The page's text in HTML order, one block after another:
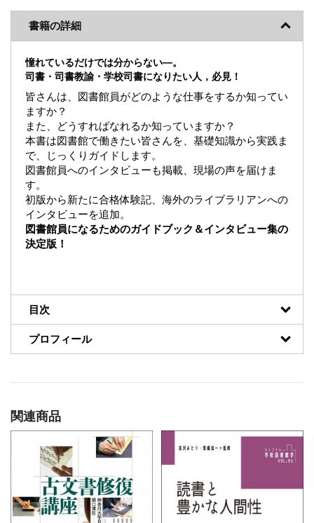
書籍の詳細
憧れているだけでは分からない―。
司書・司書教諭・学校司書になりたい人，必見！
皆さんは、図書館員がどのような仕事をするか知ってい
ますか？
また、どうすればなれるか知っていますか？
本書は図書館で働きたい皆さんを、基礎知識から実践ま
で、じっくりガイドします。
図書館員へのインタビューも掲載、現場の声を届けま
す。
初版から新たに合格体験記、海外のライブラリアンへの
インタビューを追加。
図書館員になるためのガイドブック＆インタビュー集の
決定版！
目次
プロフィール
関連商品